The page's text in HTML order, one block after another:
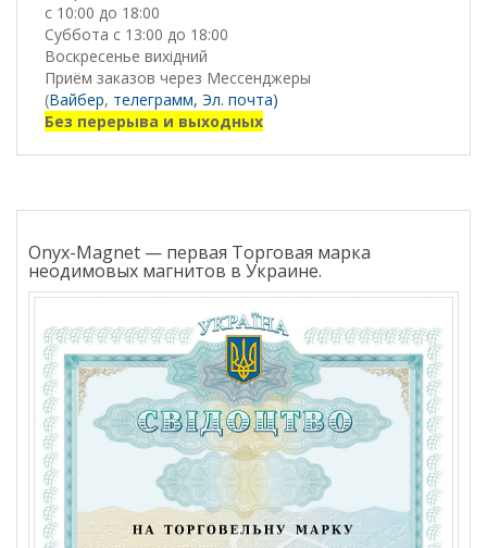
с 10:00 до 18:00
Суббота с 13:00 до 18:00
Воскресенье вихідний
Приём заказов через Мессенджеры
(Вайбер, телеграмм, Эл. почта)
Без перерыва и выходных
Onyx-Magnet — первая Торговая марка
неодимовых магнитов в Украине.